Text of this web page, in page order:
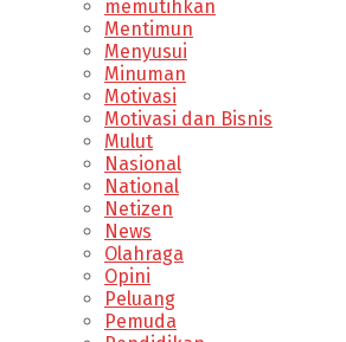
memutihkan
Mentimun
Menyusui
Minuman
Motivasi
Motivasi dan Bisnis
Mulut
Nasional
National
Netizen
News
Olahraga
Opini
Peluang
Pemuda